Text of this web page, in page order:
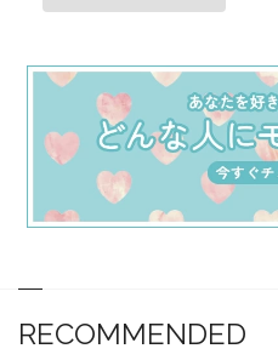
RECOMMENDED